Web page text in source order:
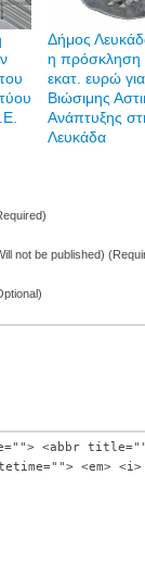
Δήμος
η πρόσκληση
εκατ. ευρώ
Βιώσιμης
Ανάπτυξης
Λευκάδα
not be published)
<abbr
<em>